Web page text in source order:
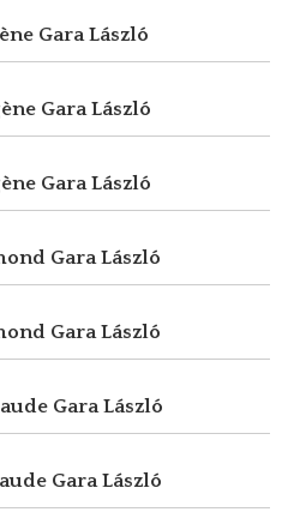
Gara László
Gara László
Gara László
Gara László
Gara László
Gara László
Gara László